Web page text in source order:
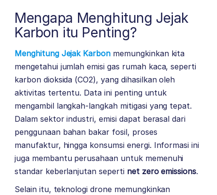
Mengapa Menghitung Jejak
Karbon itu Penting?
Menghitung Jejak Karbon memungkinkan kita
mengetahui jumlah emisi gas rumah kaca, seperti
karbon dioksida (CO2), yang dihasilkan oleh
aktivitas tertentu. Data ini penting untuk
mengambil langkah-langkah mitigasi yang tepat.
Dalam sektor industri, emisi dapat berasal dari
penggunaan bahan bakar fosil, proses
manufaktur, hingga konsumsi energi. Informasi ini
juga membantu perusahaan untuk memenuhi
standar keberlanjutan seperti net zero emissions.
Selain itu, teknologi drone memungkinkan